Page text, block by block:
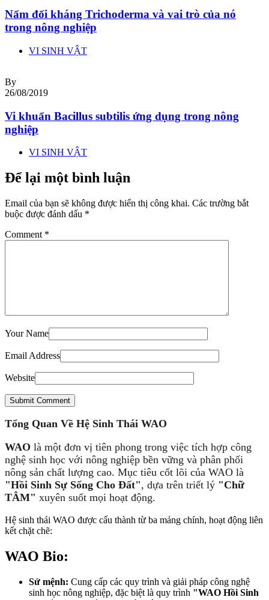
Nấm đối kháng Trichoderma và vai trò của nó
trong nông nghiệp
VI SINH VẬT
By
26/08/2019
Vi khuẩn Bacillus subtilis ứng dụng trong nông
nghiệp
VI SINH VẬT
Để lại một bình luận
Email của bạn sẽ không được hiển thị công khai. Các trường bắt
buộc được đánh dấu *
Comment *
Your Name
Email Address
Website
Submit Comment
Tổng Quan Về Hệ Sinh Thái WAO
WAO là một đơn vị tiên phong trong việc tích hợp công
nghệ sinh học với nông nghiệp bền vững và phân phối
nông sản chất lượng cao. Mục tiêu cốt lõi của WAO là
"Hồi Sinh Sự Sống Cho Đất", dựa trên triết lý "Chữ
TÂM" xuyên suốt mọi hoạt động.
Hệ sinh thái WAO được cấu thành từ ba mảng chính, hoạt động liên
kết chặt chẽ:
WAO Bio:
Sứ mệnh: Cung cấp các quy trình và giải pháp công nghệ
sinh học nông nghiệp, đặc biệt là quy trình "WAO Hồi Sinh